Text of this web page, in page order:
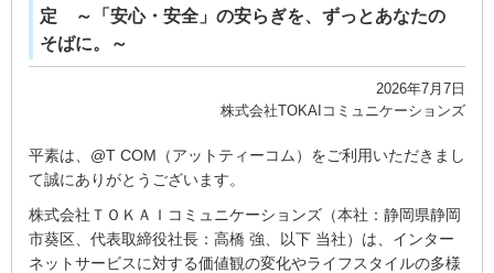
定 ～「安心・安全」の安らぎを、ずっとあなたの
そばに。～
2026年7月7日
株式会社TOKAIコミュニケーションズ
平素は、@T COM（アットティーコム）をご利用いただきまし
て誠にありがとうございます。
株式会社ＴＯＫＡＩコミュニケーションズ（本社：静岡県静岡
市葵区、代表取締役社長：高橋 強、以下 当社）は、インター
ネットサービスに対する価値観の変化やライフスタイルの多様